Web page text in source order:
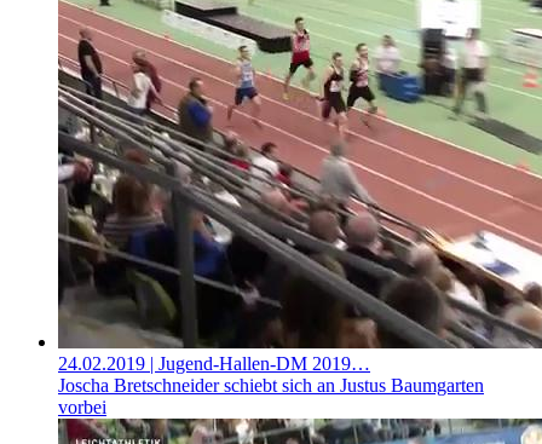
24.02.2019 | Jugend-Hallen-DM 2019…
Joscha Bretschneider schiebt sich an Justus Baumgarten
vorbei